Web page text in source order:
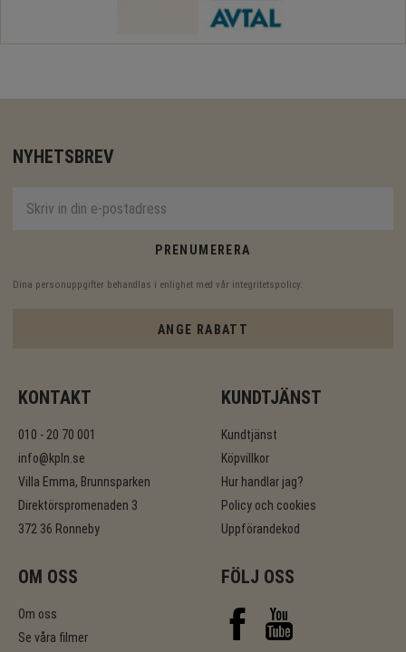
NYHETSBREV
PRENUMERERA
Dina personuppgifter behandlas i enlighet med vår integritetspolicy.
ANGE RABATT
KONTAKT
010 - 20 70 001
info@kpln.se
Villa Emma, Brunnsparken
Direktörspromenaden 3
372 36 Ronneby
KUNDTJÄNST
Kundtjänst
Köpvillkor
Hur handlar jag?
Policy och cookies
Uppförandekod
OM OSS
Om oss
Se våra filmer
FÖLJ OSS